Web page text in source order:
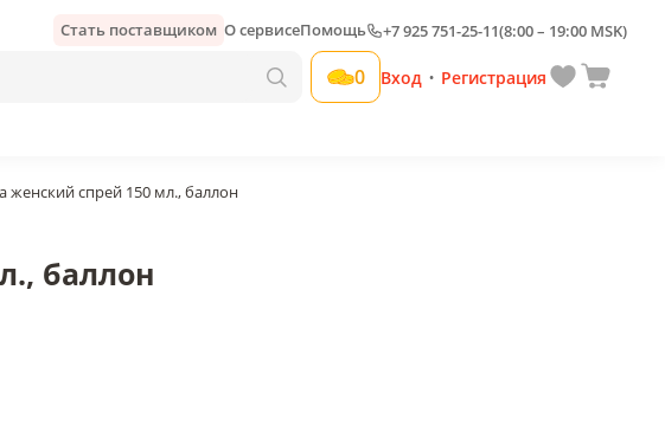
Стать поставщиком О сервисеПомощь +7 925 751-25-11(8:00 – 19:00 MSK)
0 Вход • Регистрация
женский спрей 150 мл., баллон
Добавить свою наценку
баллон